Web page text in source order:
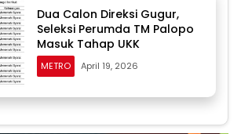
Dua Calon Direksi Gugur,
Seleksi Perumda TM Palopo
Masuk Tahap UKK
METRO April 19, 2026